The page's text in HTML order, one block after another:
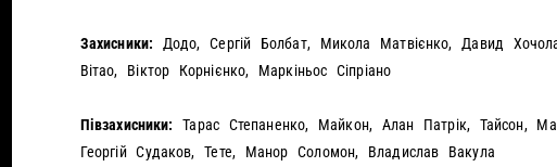
Захисники: Додо, Сергій Болбат, Микола Матвієнко, Давид
Вітао, Віктор Корнієнко, Маркіньос Сіпріано
Півзахисники:Тарас Степаненко, Майкон, Алан Патрік, Тайсон,
Георгій Судаков, Тете, Манор Соломон, Владислав Вакула